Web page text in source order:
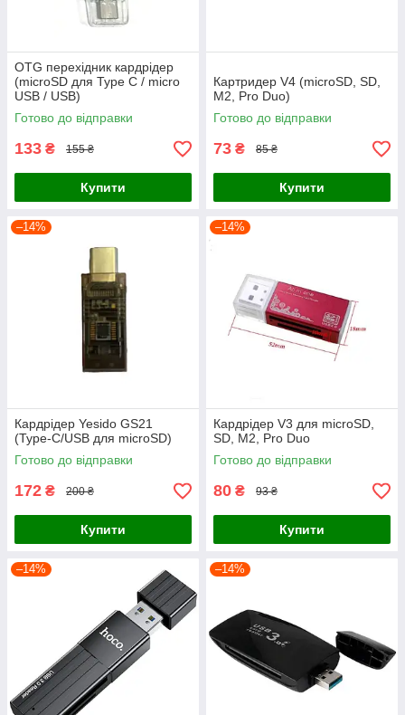
OTG перехідник кардрідер
(microSD для Type C / micro
USB / USB)
Готово до відправки
133 ₴ 155 ₴
Купити
Картридер V4 (microSD, SD,
M2, Pro Duo)
Готово до відправки
73 ₴ 85 ₴
Купити
–14%
Кардрідер Yesido GS21
(Type-C/USB для microSD)
Готово до відправки
172 ₴ 200 ₴
Купити
–14%
Кардрідер V3 для microSD,
SD, M2, Pro Duo
Готово до відправки
80 ₴ 93 ₴
Купити
–14% –14%